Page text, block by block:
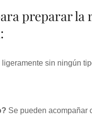
preparar la
sin ningún
Se pueden acompañar